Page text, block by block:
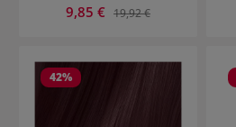
Verkaufspreis:
9,85 € Regulärer Preis:
19,92 €
42%